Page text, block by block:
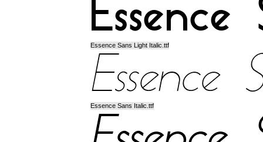
Essence Sans Light Italic.ttf
Essence Sans Italic.ttf